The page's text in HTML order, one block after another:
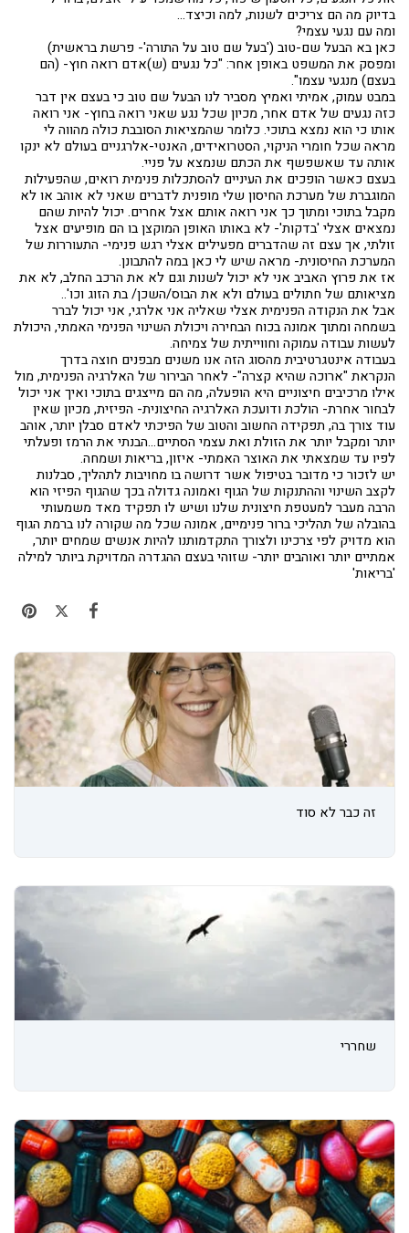
בדיוק מה הם צריכים לשנות, למה וכיצד...
ומה עם נגעי עצמי?
כאן בא הבעל שם-טוב ('בעל שם טוב על התורה'- פרשת בראשית)
ומפסק את המשפט באופן אחר: "כל נגעים (ש)אדם רואה חוץ- (הם
בעצם) מנגעי עצמו".
במבט עמוק, אמיתי ואמיץ מסביר לנו הבעל שם טוב כי בעצם אין דבר
כזה נגעים של אדם אחר, מכיון שכל נגע שאני רואה בחוץ- אני רואה
אותו כי הוא נמצא בתוכי. כלומר שהמציאות הסובבת כולה מהווה לי
מראה שכל חומרי הניקוי, הסטרואידים, האנטי-אלרגניים בעולם לא ינקו
אותה עד שאשפשף את הכתם שנמצא על פניי.
בעצם כאשר הופכים את העיניים להסתכלות פנימית רואים, שהפעילות
המוגברת של מערכת החיסון שלי מופנית לדברים שאני לא אוהב או לא
מקבל בתוכי ומתוך כך אני רואה אותם אצל אחרים. יכול להיות שהם
נמצאים אצלי 'בדקות'- לא באותו האופן המוקצן בו הם מופיעים אצל
זולתי, אך עצם זה שהדברים מפעילים אצלי רגש פנימי- התעוררות של
המערכת החיסונית- מראה שיש לי כאן במה להתבונן.
אז את פרוץ האביב אני לא יכול לשנות וגם לא את הרכב החלב, לא את
מציאותם של חתולים בעולם ולא את הבוס/השכן/ בת הזוג וכו'..
אבל את הנקודה הפנימית אצלי שאליה אני אלרגי, אני יכול לברר
בשמחה ומתוך אמונה בכוח הבחירה ויכולת השינוי הפנימי האמתי, היכולת
לעשות עבודה עמוקה וחווייתית של צמיחה.
בעבודה אינטגרטיבית מהסוג הזה אנו משנים מבפנים חוצה בדרך
הנקראת "ארוכה שהיא קצרה"- לאחר הבירור של האלרגיה הפנימית, מול
אילו מרכיבים חיצוניים היא הופעלה, מה הם מייצגים בתוכי ואיך אני יכול
לבחור אחרת- הולכת ודועכת האלרגיה החיצונית- הפיזית, מכיון שאין
עוד צורך בה, תפקידה החשוב והטוב של הפיכתי לאדם סבלן יותר, אוהב
יותר ומקבל יותר את הזולת ואת עצמי הסתיים...הבנתי את הרמז ופעלתי
לפיו עד שמצאתי את האוצר האמתי- איזון, בריאות ושמחה.
יש לזכור כי מדובר בטיפול אשר דרושה בו מחויבות לתהליך, סבלנות
לקצב השינוי וההתנקות של הגוף ואמונה גדולה בכך שהגוף הפיזי הוא
הרבה מעבר למעטפת חיצונית שלנו ושיש לו תפקיד מאד משמעותי
בהובלה של תהליכי ברור פנימיים, אמונה שכל מה שקורה לנו ברמת הגוף
הוא מדויק לפי צרכינו ולצורך התקדמותנו להיות אנשים שמחים יותר,
אמתיים יותר ואוהבים יותר- שזוהי בעצם ההגדרה המדויקת ביותר למילה
'בריאות'
זה כבר לא סוד
שחררי